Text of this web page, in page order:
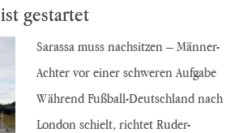
gestartet
Sarassa muss nachsitzen – Männer-
Achter vor einer schweren Aufgabe
Während Fußball-Deutschland nach
London schielt, richtet Ruder-